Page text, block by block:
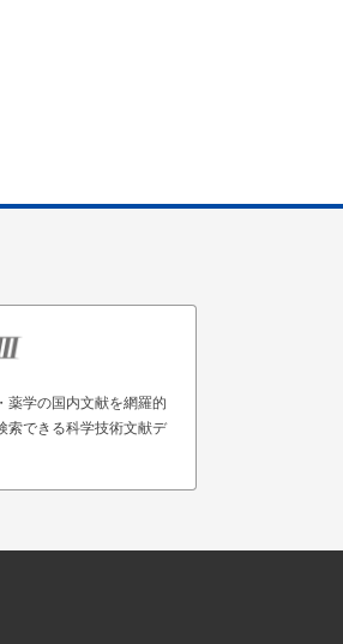
薬学の国内文献を網羅的
索できる科学技術文献デ